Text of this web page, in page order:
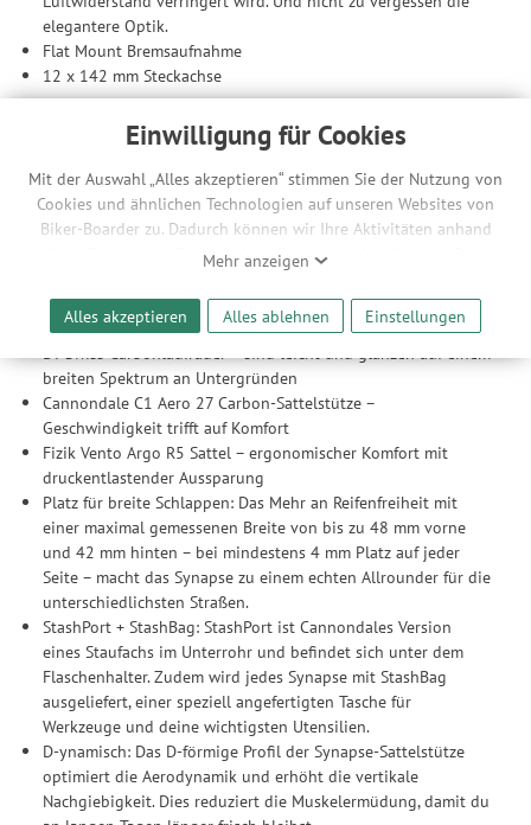
Einwilligung für Cookies
Mit der Auswahl „Alles akzeptieren“ stimmen Sie der Nutzung von
Cookies und ähnlichen Technologien auf unseren Websites von
Biker-Boarder zu. Dadurch können wir Ihre Aktivitäten anhand
Ihrer Geräte- und Browsereinstellungen nachvollziehen. Dies
Werbeanzeigen für Sie bereitzustellen sowie Funktionalitäten
unserer Website sicherzustellen und stetig zu verbessern. Dabei
werden Ihre Daten auch an Drittanbieter und Werbepartner
weitergegeben. Die Verarbeitung erfolgt ausschließlich zum
Zwecke der Einbindung von Streaming-Inhalten und der
Durchführung von statistischer Analyse, Reichweitenmessungen,
Produktempfehlungen und nutzungsbasierter Werbung.
Informationen zu den einzelnen Funktionen, den Drittanbietern
und der Speicherdauer finden Sie unter Einstellungen. Diese
Einwilligung ist freiwillig, für die Nutzung unserer Website nicht
erforderlich und gilt, bis sie widerrufen wird. Sie können Ihre
Einwilligung unter Einstellungen lediglich für bestimmte
Drittanbieter erteilen und jederzeit für die Zukunft widerrufen.
Mehr anzeigen
Alles akzeptieren Alles ablehnen Einstellungen
elegantere Optik.
Flat Mount Bremsaufnahme
12 x 142 mm Steckachse
Synapse Carbon-Gabel
Interne Bremskabelführung
Flat Mount Bremsaufnahme
12 x 100 mm Steckachse
Ultegra Di2 – knackige und präzise Gangwechsel mit
Shimanos zweitstärkster elektronischer 12-fach-Schaltung
DT Swiss Carbonlaufräder – sind leicht und glänzen auf einem
breiten Spektrum an Untergründen
Cannondale C1 Aero 27 Carbon-Sattelstütze –
Geschwindigkeit trifft auf Komfort
Fizik Vento Argo R5 Sattel – ergonomischer Komfort mit
druckentlastender Aussparung
Platz für breite Schlappen: Das Mehr an Reifenfreiheit mit
einer maximal gemessenen Breite von bis zu 48 mm vorne
und 42 mm hinten – bei mindestens 4 mm Platz auf jeder
Seite – macht das Synapse zu einem echten Allrounder für die
unterschiedlichsten Straßen.
StashPort + StashBag: StashPort ist Cannondales Version
eines Staufachs im Unterrohr und befindet sich unter dem
Flaschenhalter. Zudem wird jedes Synapse mit StashBag
ausgeliefert, einer speziell angefertigten Tasche für
Werkzeuge und deine wichtigsten Utensilien.
D-ynamisch: Das D-förmige Profil der Synapse-Sattelstütze
optimiert die Aerodynamik und erhöht die vertikale
Nachgiebigkeit. Dies reduziert die Muskelermüdung, damit du